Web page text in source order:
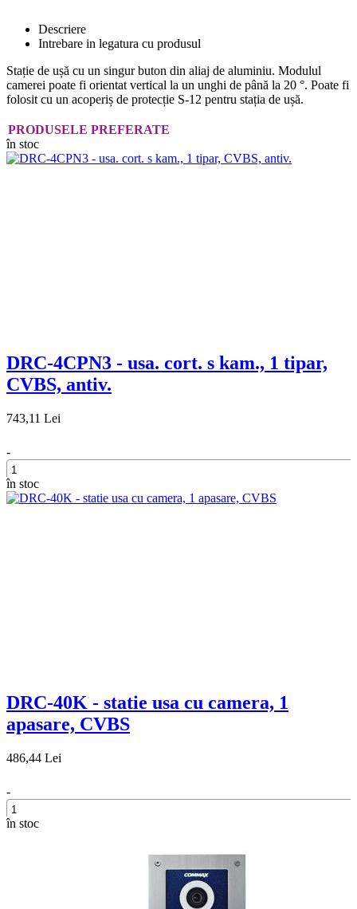
Descriere
Intrebare in legatura cu produsul
Stație de ușă cu un singur buton din aliaj de aluminiu. Modulul
camerei poate fi orientat vertical la un unghi de până la 20 °. Poate fi
folosit cu un acoperiș de protecție S-12 pentru stația de ușă.
PRODUSELE PREFERATE
în stoc
DRC-4CPN3 - usa. cort. s kam., 1 tipar,
CVBS, antiv.
743,11 Lei
-
+
în stoc
DRC-40K - statie usa cu camera, 1
apasare, CVBS
486,44 Lei
-
+
în stoc